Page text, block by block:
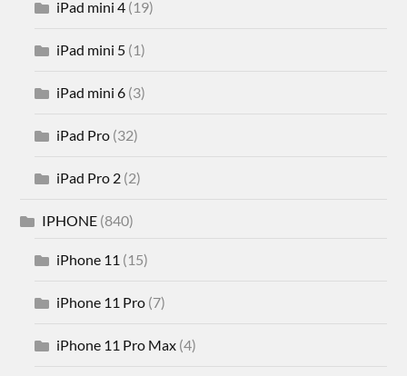
iPad mini 4 (19)
iPad mini 5 (1)
iPad mini 6 (3)
iPad Pro (32)
iPad Pro 2 (2)
IPHONE (840)
iPhone 11 (15)
iPhone 11 Pro (7)
iPhone 11 Pro Max (4)